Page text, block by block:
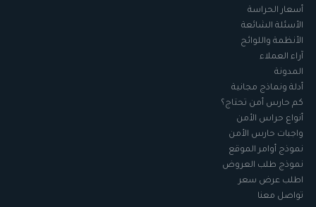
أسعار الحراسة
الأسئلة الشائعة
الأنظمة واللوائح
آراء العملاء
المدونة
أدلة ونماذج مجانية
كم حارس أمن تحتاج؟
أنواع حراس الأمن
واجبات حارس الأمن
نموذج أوامر الموقع
نموذج طلب العروض
اطلب عرض سعر
تواصل معنا